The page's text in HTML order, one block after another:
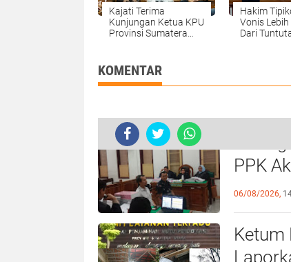
Kajati Terima
Kunjungan Ketua KPU
Provinsi Sumatera
Hakim
Vonis Lebih
Dari
KOMENTAR
Kajati Inspeksi Mendadak ke
PPK
06/08/2026,
Ketum